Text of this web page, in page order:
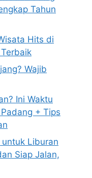
Tahun
Hits di
Wajib
Ini Waktu
+ Tips
Liburan
Siap Jalan,